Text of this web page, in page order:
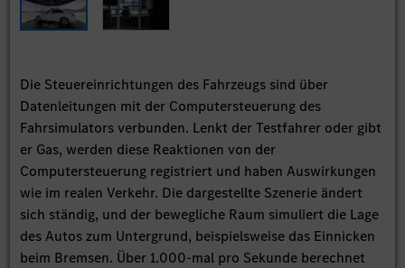
Die Steuereinrichtungen des Fahrzeugs sind über
Datenleitungen mit der Computersteuerung des
Fahrsimulators verbunden. Lenkt der Testfahrer oder gibt
er Gas, werden diese Reaktionen von der
Computersteuerung registriert und haben Auswirkungen
wie im realen Verkehr. Die dargestellte Szenerie ändert
sich ständig, und der bewegliche Raum simuliert die Lage
des Autos zum Untergrund, beispielsweise das Einnicken
beim Bremsen. Über 1.000-mal pro Sekunde berechnet